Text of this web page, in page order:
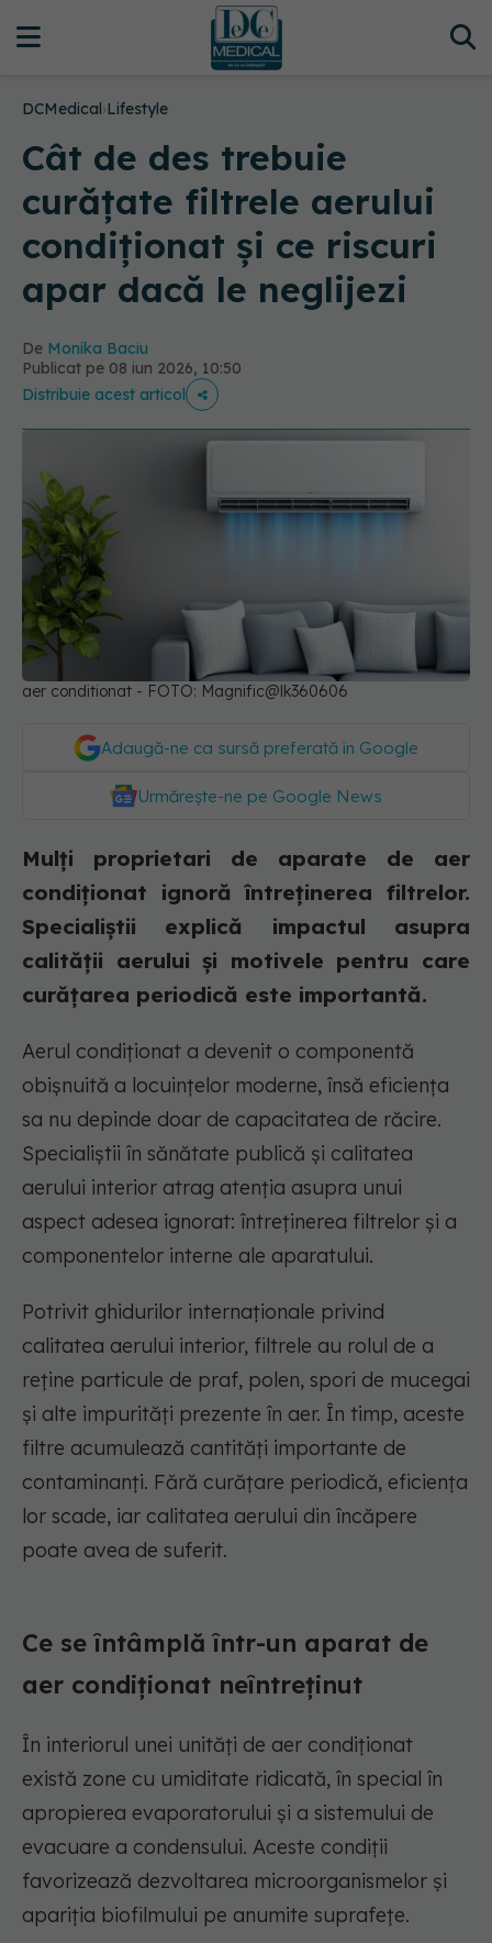
DCMedical›Lifestyle
Cât de des trebuie
curățate filtrele aerului
condiționat și ce riscuri
apar dacă le neglijezi
De Monika Baciu
Publicat pe 08 iun 2026, 10:50
Distribuie acest articol
aer conditionat - FOTO: Magnific@lk360606
Adaugă-ne ca sursă preferată în Google
Urmărește-ne pe Google News
Mulți proprietari de aparate de aer
condiționat ignoră întreținerea filtrelor.
Specialiștii explică impactul asupra
calității aerului și motivele pentru care
curățarea periodică este importantă.
Aerul condiționat a devenit o componentă
obișnuită a locuințelor moderne, însă eficiența
sa nu depinde doar de capacitatea de răcire.
Specialiștii în sănătate publică și calitatea
aerului interior atrag atenția asupra unui
aspect adesea ignorat: întreținerea filtrelor și a
componentelor interne ale aparatului.
Potrivit ghidurilor internaționale privind
calitatea aerului interior, filtrele au rolul de a
reține particule de praf, polen, spori de mucegai
și alte impurități prezente în aer. În timp, aceste
filtre acumulează cantități importante de
contaminanți. Fără curățare periodică, eficiența
lor scade, iar calitatea aerului din încăpere
poate avea de suferit.
Ce se întâmplă într-un aparat de
aer condiționat neîntreținut
În interiorul unei unități de aer condiționat
există zone cu umiditate ridicată, în special în
apropierea evaporatorului și a sistemului de
evacuare a condensului. Aceste condiții
favorizează dezvoltarea microorganismelor și
apariția biofilmului pe anumite suprafețe.